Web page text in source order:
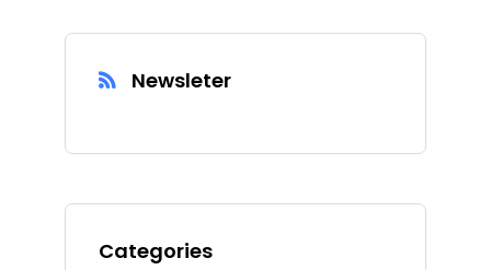
Newsleter
Categories